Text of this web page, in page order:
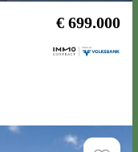
€ 699.000